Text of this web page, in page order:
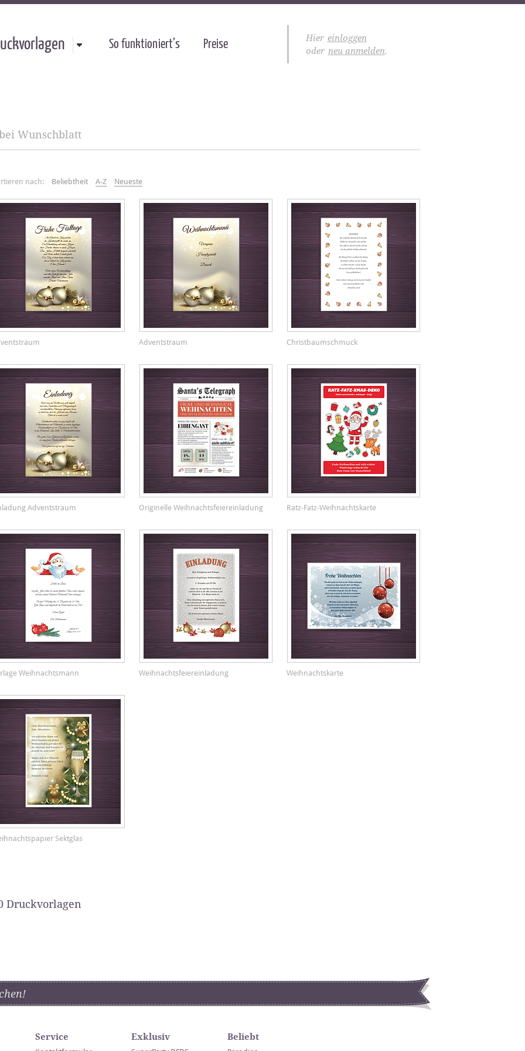
Hier einloggen
oder neu anmelden.
So funktioniert’s Preise
Wunschblatt
nach: Beliebtheit A-Z Neueste
Adventstraum Christbaumschmuck
Adventstraum Originelle Weihnachtsfeiereinladung Ratz-Fatz-Weihnachtskarte
Weihnachtsmann Weihnachtsfeiereinladung Weihnachtskarte
Sektglas
Druckvorlagen
Service Exklusiv Beliebt